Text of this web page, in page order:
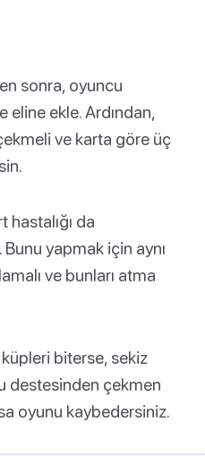
sonra, oyuncu
eline ekle. Ardından,
ve karta göre üç
hastalığı da
yapmak için aynı
ve bunları atma
biterse, sekiz
destesinden çekmen
oyunu kaybedersiniz.